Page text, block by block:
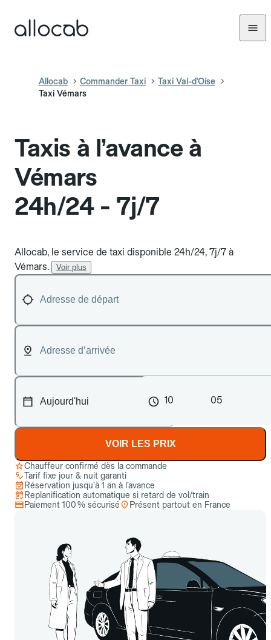
Allocab Commander Taxi
Taxi Val-d'Oise
Taxi Vémars
Taxis à l’avance à
Vémars
24h/24 - 7j/7
Allocab, le service de taxi disponible 24h/24, 7j/7 à
Vémars.
Voir plus
10 05
VOIR LES PRIX
Chauffeur confirmé dès la commande
Tarif fixe jour & nuit garanti
Réservation jusqu’à 1 an à l’avance
Replanification automatique si retard de vol/train
Paiement 100 % sécurisé
Présent partout en France